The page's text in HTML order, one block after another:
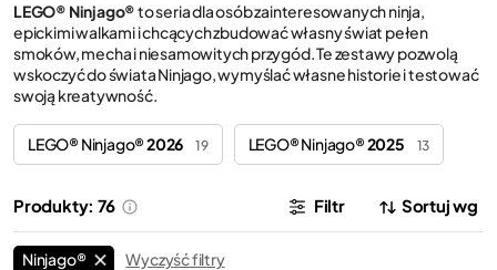
LEGO® Ninjago®to seria dla osób zainteresowanych ninja,
epickimi walkami i chcących zbudować własny świat pełen
smoków, mecha i niesamowitych przygód. Te zestawy pozwolą
wskoczyć do świata Ninjago, wymyślać własne historie i testować
swoją kreatywność.
LEGO® Ninjago®2026 19 LEGO® Ninjago®2025 13
Produkty: 76 Filtr Sortuj wg
Ninjago® Wyczyść filtry